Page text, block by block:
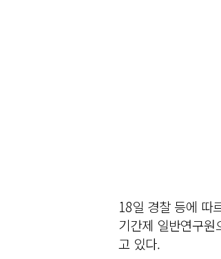
18일 경찰 등에 따
기간제 일반연구
고 있다.